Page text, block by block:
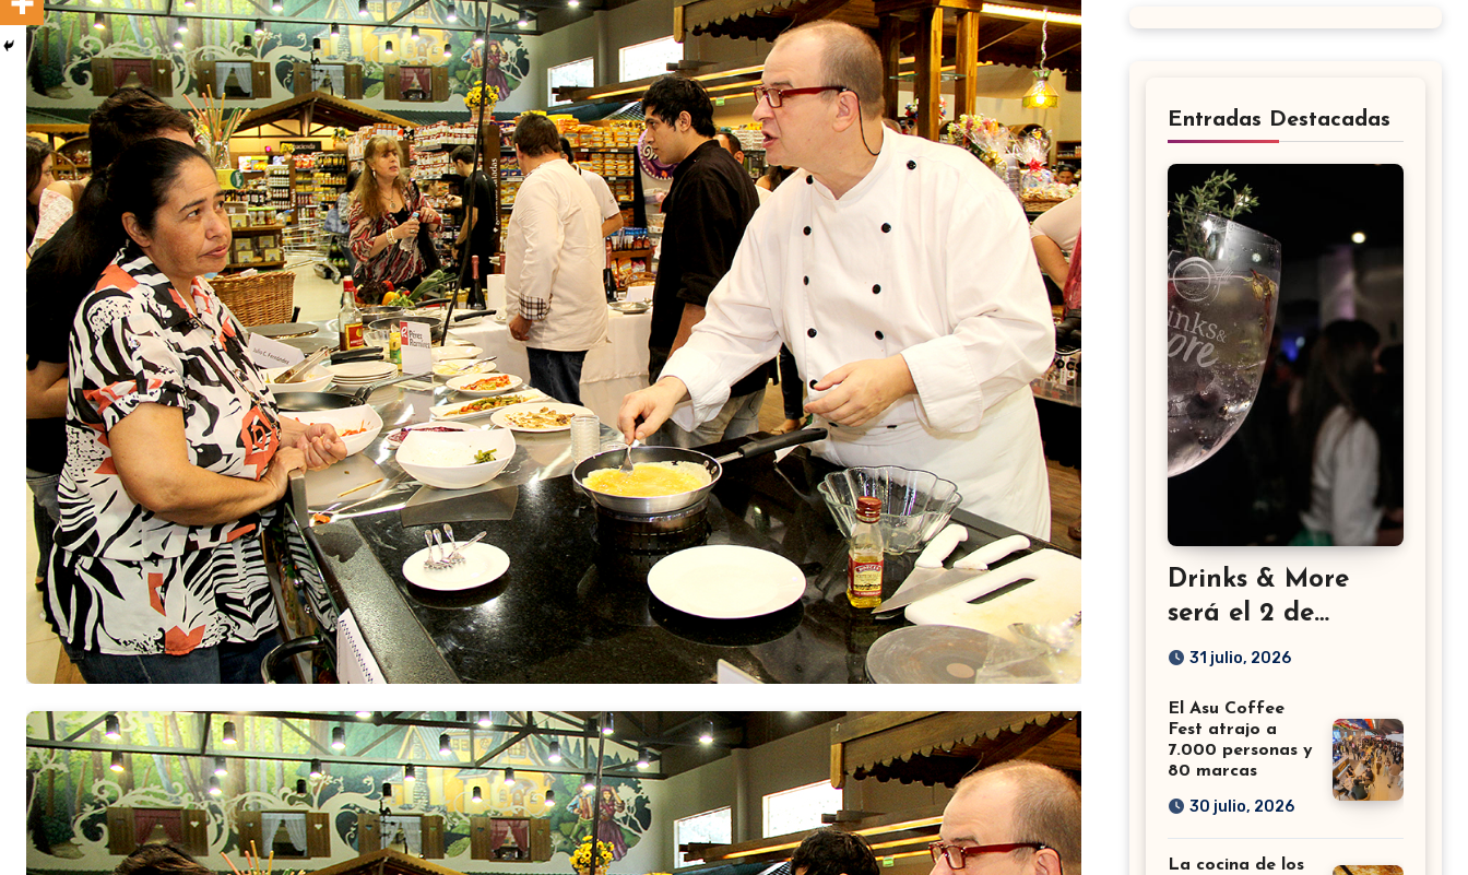
Entradas Destacadas
Drinks & More
será el 2 de
setiembre en el
31 julio, 2026
El Asu Coffee
Fest atrajo a
7.000 personas y
80 marcas
30 julio, 2026
La cocina de los